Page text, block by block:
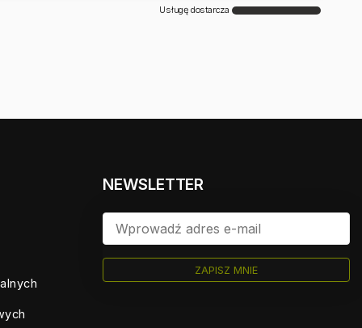
Usługę dostarcza
NEWSLETTER
ZAPISZ MNIE